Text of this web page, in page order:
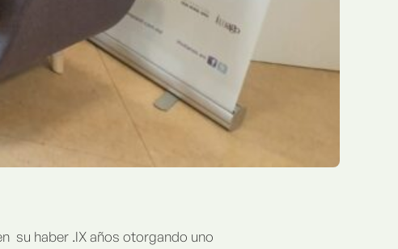
su haber .IX años otorgando uno